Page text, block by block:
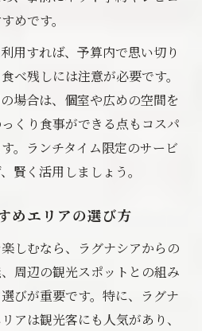
めです。
用すれば、予算内で思い切り
べ残しには注意が必要です。
場合は、個室や広めの空間を
くり食事ができる点もコスパ
。ランチタイム限定のサービ
賢く活用しましょう。
めエリアの選び方
しむなら、ラグナシアからの
周辺の観光スポットとの組み
びが重要です。特に、ラグナ
アは観光客にも人気があり、